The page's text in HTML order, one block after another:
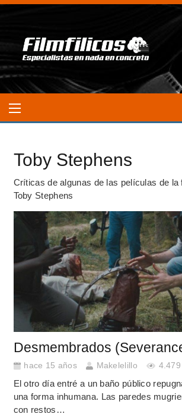
Toby Stephens
Críticas de algunas de las películas de la
Toby Stephens
Desmembrados
hace 15 años Makelelillo 4.479
El otro día entré a un baño público
una forma inhumana. Las paredes
con restos…